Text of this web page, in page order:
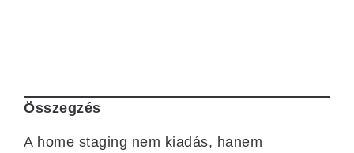
Összegzés
A home staging nem kiadás, hanem